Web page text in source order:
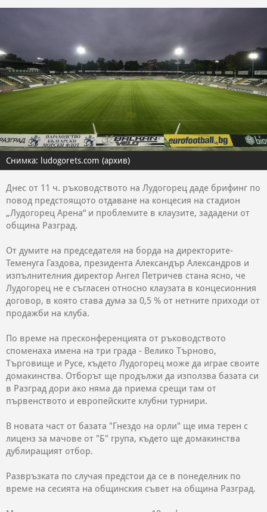
Снимка: ludogorets.com (архив)
Днес от 11 ч. ръководството на Лудогорец даде брифинг по
повод предстоящото отдаване на концесия на стадион
„Лудогорец Арена“ и проблемите в клаузите, зададени от
община Разград.
От думите на председателя на борда на директорите-
Теменуга Газдова, президента Александър Александров и
изпълнителния директор Ангел Петричев стана ясно, че
Лудогорец не е съгласен относно клаузата в концесионния
договор, в която става дума за 0,5 % от нетните приходи от
продажби на клуба.
По време на пресконференцията от ръководството
споменаха имена на три града - Велико Търново,
Търговище и Русе, където Лудогорец може да играе своите
домакинства. Отборът ще продължи да използва базата си
в Разград дори ако няма да приема срещи там от
първенството и европейските клубни турнири.
В новата част от базата "Гнездо на орли" ще има терен с
лиценз за мачове от "Б" група, където ще домакинства
дублиращият отбор.
Развръзката по случая предстои да се в понеделник по
време на сесията на общинския съвет на община Разград.